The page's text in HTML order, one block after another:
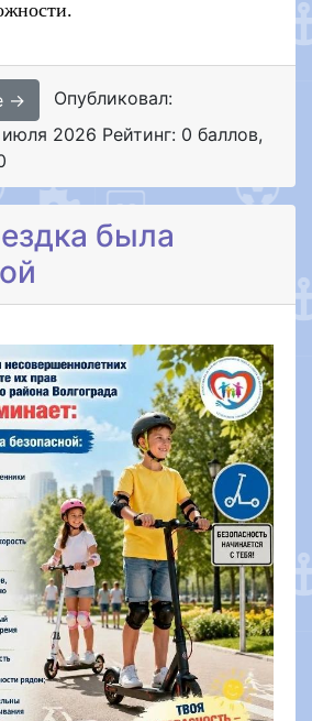
→
Опубликовал:
2026 Рейтинг: 0 баллов,
была